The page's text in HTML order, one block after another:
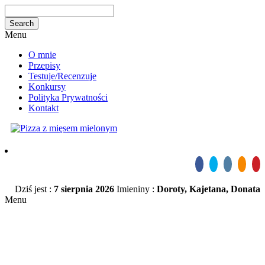
Menu
O mnie
Przepisy
Testuje/Recenzuje
Konkursy
Polityka Prywatności
Kontakt
Dziś jest : 7 sierpnia 2026 Imieniny : Doroty, Kajetana, Donata
Menu